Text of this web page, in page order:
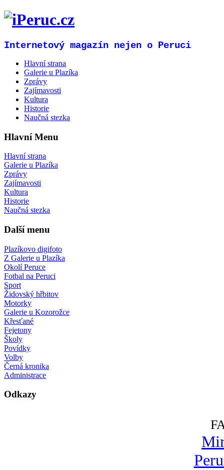
Internetový magazín nejen o Peruci
Hlavní strana
Galerie u Plazíka
Zprávy
Zajímavosti
Kultura
Historie
Naučná stezka
Hlavní Menu
Hlavní strana
Galerie u Plazíka
Zprávy
Zajímavosti
Kultura
Historie
Naučná stezka
Další menu
Plazíkovo digifoto
Z Galerie u Plazíka
Okolí Peruce
Fotbal na Peruci
Sport
Židovský hřbitov
Motorky
Galerie u Kozorožce
Křesťané
Fejetony
Školy
Povídky
Volby
Černá kronika
Administrace
Odkazy